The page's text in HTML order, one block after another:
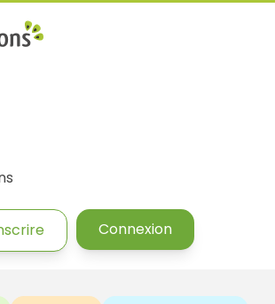
Connexion